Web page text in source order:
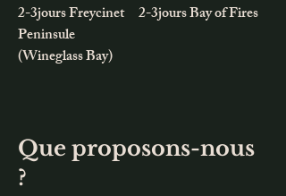
2-3jours Freycinet
Peninsule
(Wineglass Bay)
2-3jours Bay of Fires
Que proposons-nous
?